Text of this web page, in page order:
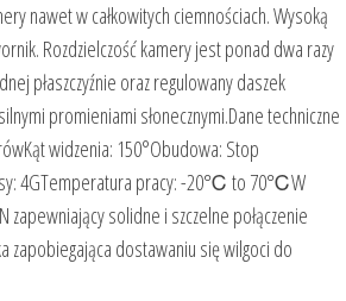
nawet w całkowitych ciemnościach. Wysoką
Rozdzielczość kamery jest ponad dwa razy
płaszczyźnie oraz regulowany daszek
promieniami słonecznymi.Dane techniczne
widzenia: 150°Obudowa: Stop
4GTemperatura pracy: -20℃ to 70℃W
solidne i szczelne połączenie
zapobiegająca dostawaniu się wilgoci do